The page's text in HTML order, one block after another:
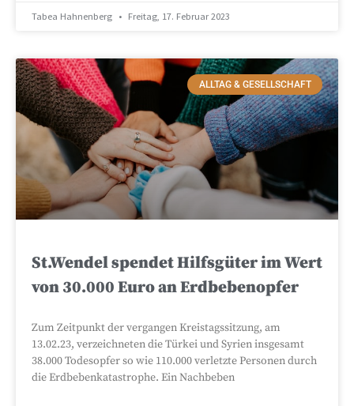
Tabea Hahnenberg Freitag, 17. Februar 2023
ALLTAG & GESELLSCHAFT
St.Wendel spendet Hilfsgüter im Wert
von 30.000 Euro an Erdbebenopfer
Zum Zeitpunkt der vergangen Kreistagssitzung, am
13.02.23, verzeichneten die Türkei und Syrien insgesamt
38.000 Todesopfer so wie 110.000 verletzte Personen durch
die Erdbebenkatastrophe. Ein Nachbeben